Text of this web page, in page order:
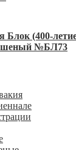
Блок (400-
№БЛ73